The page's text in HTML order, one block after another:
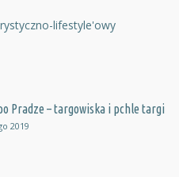
lifestyle'owy
Pradze – targowiska i pchle targi
2019